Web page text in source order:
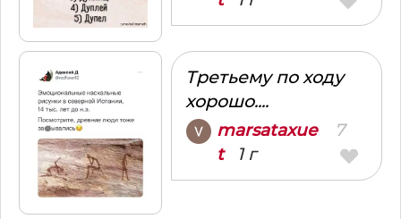
Третьему по ходу
хорошо....
marsataxue
t1 г
7